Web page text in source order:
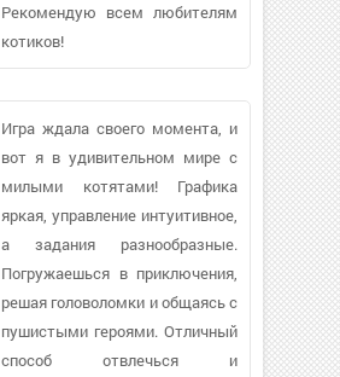
Рекомендую всем любителям
котиков!
Игра ждала своего момента, и
вот я в удивительном мире с
милыми котятами! Графика
яркая, управление интуитивное,
а задания разнообразные.
Погружаешься в приключения,
решая головоломки и общаясь с
пушистыми героями. Отличный
способ отвлечься и